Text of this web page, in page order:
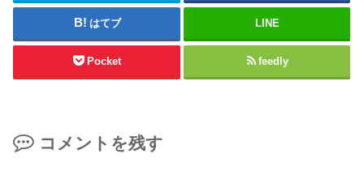
はてブ LINE
Pocket feedly
コメントを残す